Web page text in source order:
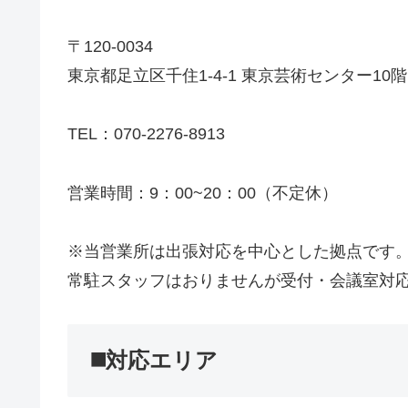
〒120-0034
東京都足立区千住1-4-1 東京芸術センター10階
TEL：070-2276-8913
営業時間：9：00~20：00（不定休）
※当営業所は出張対応を中心とした拠点です。
常駐スタッフはおりませんが受付・会議室対
◼️対応エリア